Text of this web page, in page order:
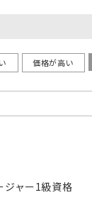
価格が高い
ジャー1級資格